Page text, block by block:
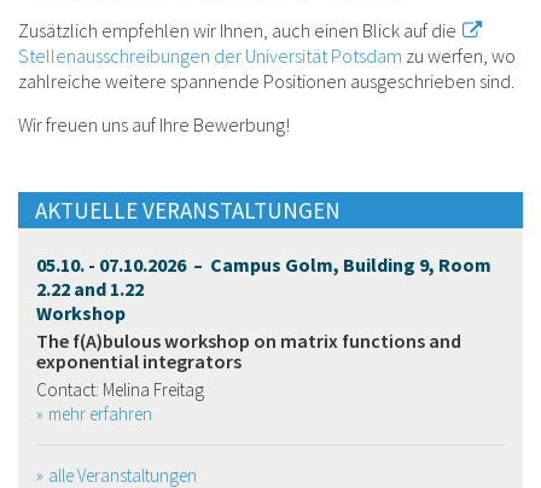
Zusätzlich empfehlen wir Ihnen, auch einen Blick auf die
Stellenausschreibungen der Universität Potsdam zu werfen, wo
zahlreiche weitere spannende Positionen ausgeschrieben sind.
Wir freuen uns auf Ihre Bewerbung!
AKTUELLE VERANSTALTUNGEN
05.10. - 07.10.2026 – Campus Golm, Building 9, Room
2.22 and 1.22
Workshop
The f(A)bulous workshop on matrix functions and
exponential integrators
Contact: Melina Freitag
mehr erfahren
alle Veranstaltungen